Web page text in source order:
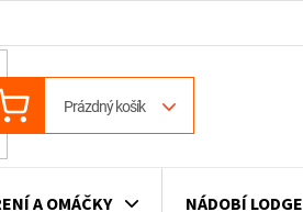
Prázdný košík
A OMÁČKY NÁDOBÍ LODGE